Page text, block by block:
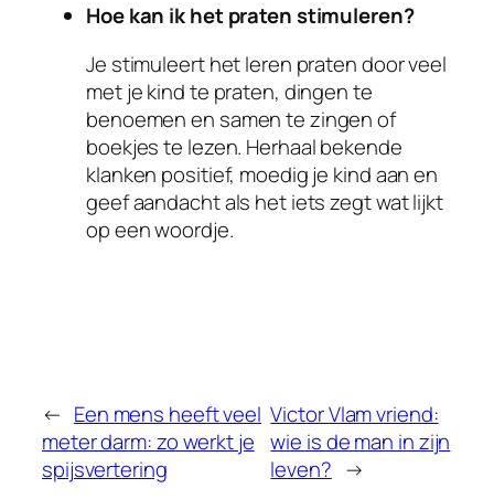
Hoe kan ik het praten stimuleren?
Je stimuleert het leren praten door veel
met je kind te praten, dingen te
benoemen en samen te zingen of
boekjes te lezen. Herhaal bekende
klanken positief, moedig je kind aan en
geef aandacht als het iets zegt wat lijkt
op een woordje.
← Een mens heeft veel
meter darm: zo werkt je
spijsvertering
Victor Vlam vriend:
wie is de man in zijn
leven? →